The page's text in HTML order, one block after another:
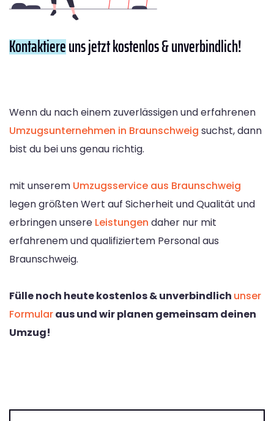
Kontaktiereuns jetzt kostenlos & unverbindlich!
Wenn du nach einem zuverlässigen und erfahrenen
Umzugsunternehmen in Braunschweig suchst, dann
bist du bei uns genau richtig.
mit unserem Umzugsservice aus Braunschweig
legen größten Wert auf Sicherheit und Qualität und
erbringen unsere Leistungen daher nur mit
erfahrenem und qualifiziertem Personal aus
Braunschweig.
Fülle noch heute kostenlos & unverbindlich unser
Formularaus und wir planen gemeinsam deinen
Umzug!